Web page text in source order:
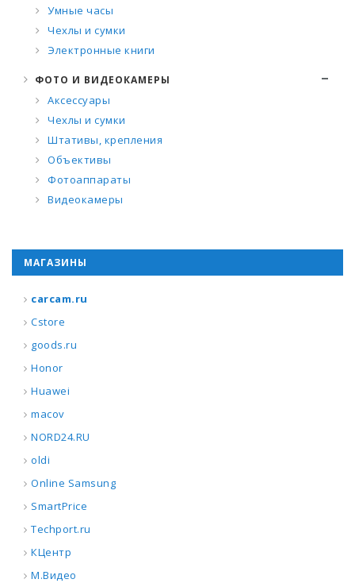
Умные часы
Чехлы и сумки
Электронные книги
ФОТО И ВИДЕОКАМЕРЫ
Аксессуары
Чехлы и сумки
Штативы, крепления
Объективы
Фотоаппараты
Видеокамеры
МАГАЗИНЫ
carcam.ru
Cstore
goods.ru
Honor
Huawei
macov
NORD24.RU
oldi
Online Samsung
SmartPrice
Techport.ru
КЦентр
М.Видео